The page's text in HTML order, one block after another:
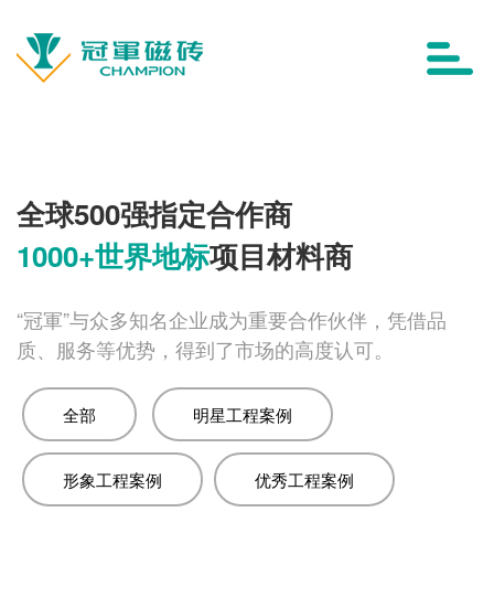
全球500强指定合作商
1000+世界地标项目材料商
“冠軍”与众多知名企业成为重要合作伙伴，凭借品
质、服务等优势，得到了市场的高度认可。
全部 明星工程案例
形象工程案例 优秀工程案例